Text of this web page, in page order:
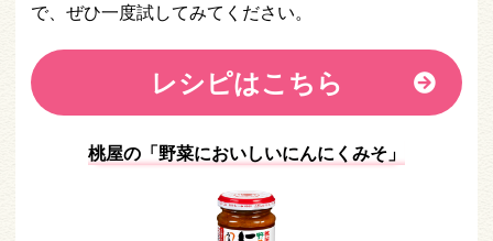
で、ぜひ一度試してみてください。
レシピはこちら
桃屋の「野菜においしいにんにくみそ」